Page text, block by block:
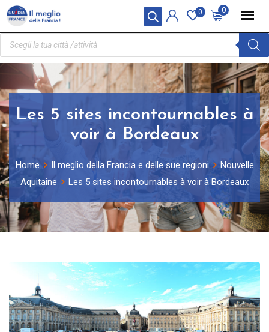
Pannello di gestione dei cookies 0
0
Les 5 sites incontournables à
voir à Bordeaux
Home Il meglio della Francia e delle sue regioni
Nouvelle
Aquitaine
Les 5 sites incontournables à voir à Bordeaux